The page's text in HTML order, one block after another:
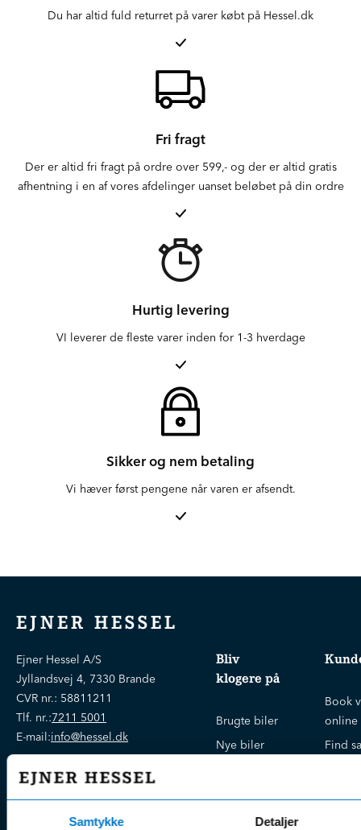
Samtykke Detaljer
Du har altid fuld returret på varer købt på Hessel.dk
Fri fragt
Der er altid fri fragt på ordre over 599,- og der er altid gratis
afhentning i en af vores afdelinger uanset beløbet på din ordre
Hurtig levering
VI leverer de fleste varer inden for 1-3 hverdage
Sikker og nem betaling
Vi hæver først pengene når varen er afsendt.
EJNER HESSEL
Ejner Hessel A/S
Jyllandsvej 4, 7330 Brande
CVR nr.: 58811211
Tlf. nr.:7211 5001
E-mail:info@hessel.dk
Åbningstider
Man - Fre:
07.30 - 17.30
Bliv
klogere på
Brugte biler
Nye biler
Book
online
Find